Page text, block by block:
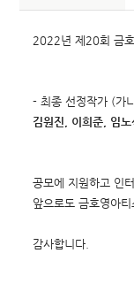
2022년 제20회 금
- 최종 선정작가 (가
김원진, 이희준, 임
공모에 지원하고 인
앞으로도 금호영아
감사합니다.